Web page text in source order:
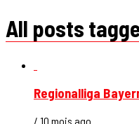
All posts
Regionalliga
/ 10 mois ago